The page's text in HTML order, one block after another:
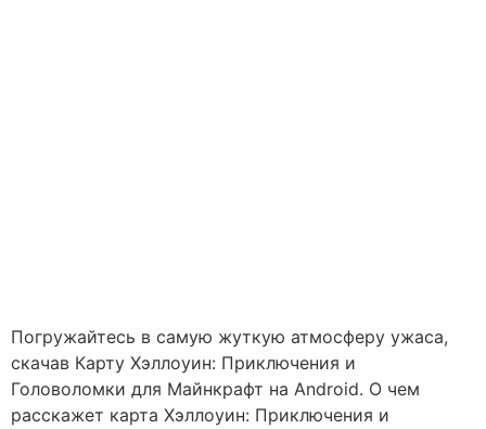
Погружайтесь в самую жуткую атмосферу ужаса,
скачав Карту Хэллоуин: Приключения и
Головоломки для Майнкрафт на Android. О чем
расскажет карта Хэллоуин: Приключения и